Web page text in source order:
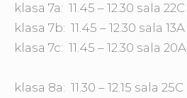
klasa 7a: 11.45 – 12.30 sala 22C
klasa 7b: 11.45 – 12.30 sala 13A
klasa 7c: 11.45 – 12.30 sala 20A
klasa 8a: 11.30 – 12.15 sala 25C